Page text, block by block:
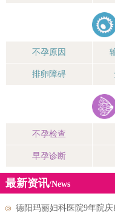
不孕原因
排卵障碍
不孕检查
早孕诊断
最新资讯/News
德阳玛丽妇科医院9年院